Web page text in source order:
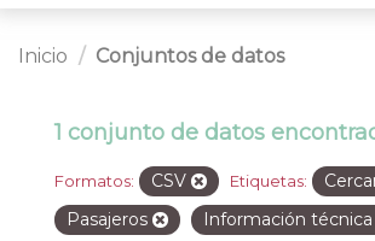
Inicio Conjuntos de datos
1 conjunto de datos
Formatos: CSV Etiquetas:
Pasajeros
Información técnica